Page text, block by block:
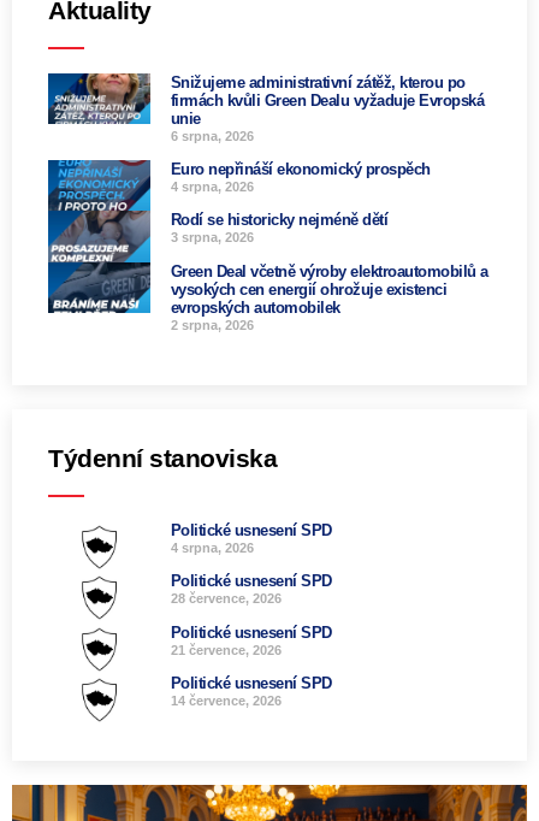
Aktuality
Snižujeme administrativní zátěž, kterou po
firmách kvůli Green Dealu vyžaduje Evropská
unie
6 srpna, 2026
Euro nepřináší ekonomický prospěch
4 srpna, 2026
Rodí se historicky nejméně dětí
3 srpna, 2026
Green Deal včetně výroby elektroautomobilů a
vysokých cen energií ohrožuje existenci
evropských automobilek
2 srpna, 2026
Týdenní stanoviska
Politické usnesení SPD
4 srpna, 2026
Politické usnesení SPD
28 července, 2026
Politické usnesení SPD
21 července, 2026
Politické usnesení SPD
14 července, 2026